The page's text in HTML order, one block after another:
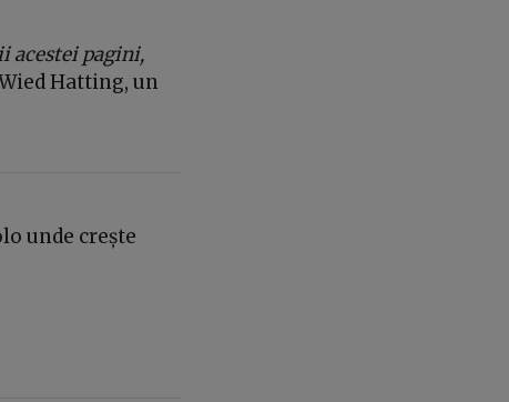
acestei pagini,
Hatting, un
unde crește